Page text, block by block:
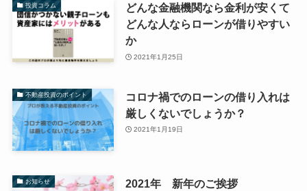
投資コラム
どんな金融機関なら金利が安くて
どんな人ならローンが借りやすい
か
2021年1月25日
不動産投資のポイント
コロナ禍でのローンの借り入れは
厳しくないでしょうか？
2021年1月19日
お知らせ 2021年 新年のご挨拶